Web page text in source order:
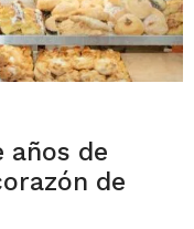
años de
de